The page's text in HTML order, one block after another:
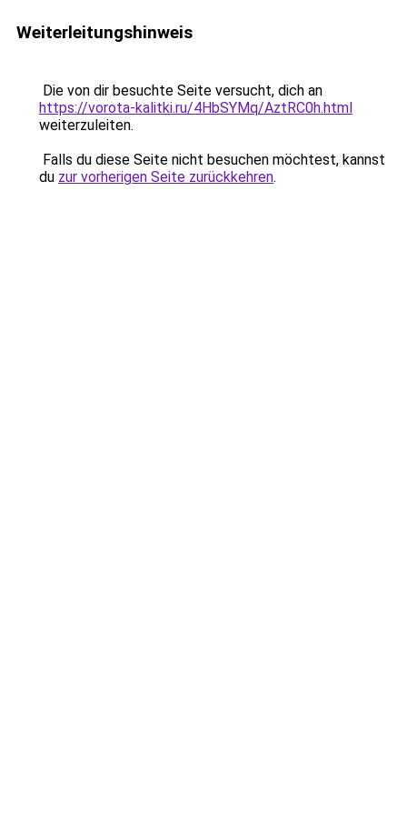
Weiterleitungshinweis
Die von dir besuchte Seite versucht, dich an
https://vorota-kalitki.ru/4HbSYMq/AztRC0h.html
weiterzuleiten.
Falls du diese Seite nicht besuchen möchtest, kannst
du zur vorherigen Seite zurückkehren.